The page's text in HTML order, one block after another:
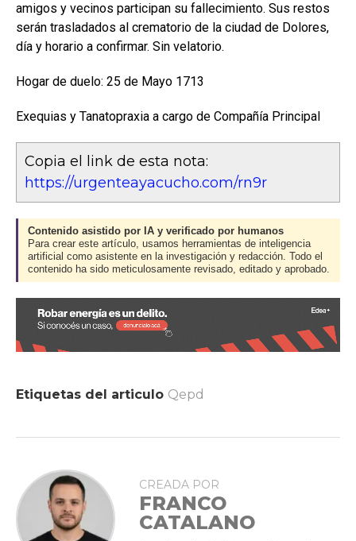
amigos y vecinos participan su fallecimiento. Sus restos
serán trasladados al crematorio de la ciudad de Dolores,
día y horario a confirmar. Sin velatorio.
Hogar de duelo: 25 de Mayo 1713
Exequias y Tanatopraxia a cargo de Compañía Principal
Copia el link de esta nota:
https://urgenteayacucho.com/rn9r
Contenido asistido por IA y verificado por humanos
Para crear este artículo, usamos herramientas de inteligencia
artificial como asistente en la investigación y redacción. Todo el
contenido ha sido meticulosamente revisado, editado y aprobado.
Etiquetas del articulo Qepd
CREADA POR
FRANCO
CATALANO